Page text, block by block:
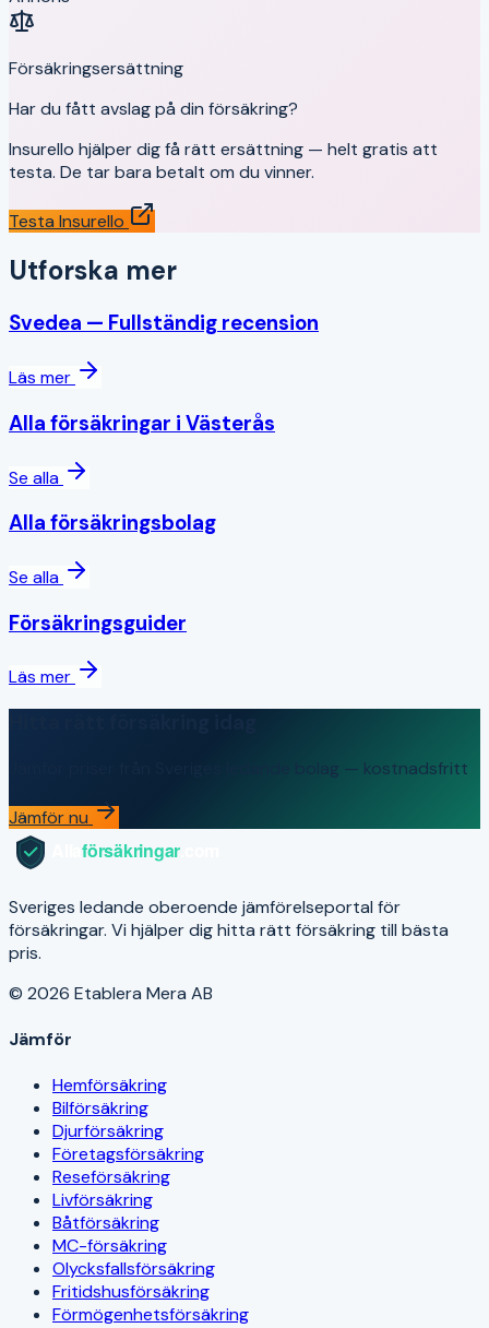
Försäkringsersättning
Har du fått avslag på din försäkring?
Insurello hjälper dig få rätt ersättning — helt gratis att
testa. De tar bara betalt om du vinner.
Testa Insurello
Utforska mer
Svedea — Fullständig recension
Läs mer
Alla försäkringar i Västerås
Se alla
Alla försäkringsbolag
Se alla
Försäkringsguider
Läs mer
Jämför priser från Sveriges ledande bolag — kostnadsfritt
Jämför nu
Sveriges ledande oberoende jämförelseportal för
försäkringar. Vi hjälper dig hitta rätt försäkring till bästa
pris.
© 2026 Etablera Mera AB
Jämför
Hemförsäkring
Bilförsäkring
Djurförsäkring
Företagsförsäkring
Reseförsäkring
Livförsäkring
Båtförsäkring
MC-försäkring
Olycksfallsförsäkring
Fritidshusförsäkring
Förmögenhetsförsäkring